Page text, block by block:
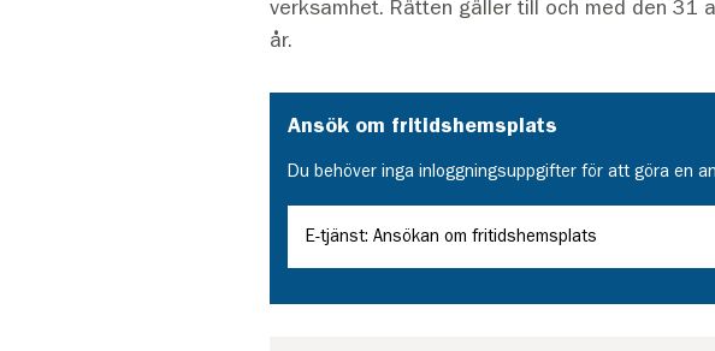
verksamhet. Rätten gäller till och med den 31
år.
Ansök om fritidshemsplats
Du behöver inga inloggningsuppgifter för att göra en
E-tjänst: Ansökan om fritidshemsplats